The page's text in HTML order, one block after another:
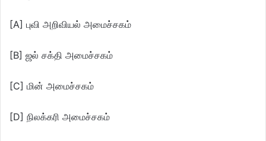
[A] புவி அறிவியல் அமைச்சகம்
[B] ஜல் சக்தி அமைச்சகம்
[C] மின் அமைச்சகம்
[D] நிலக்கரி அமைச்சகம்